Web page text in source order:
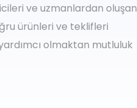
ve uzmanlardan oluşan
ürünleri ve teklifleri
olmaktan mutluluk